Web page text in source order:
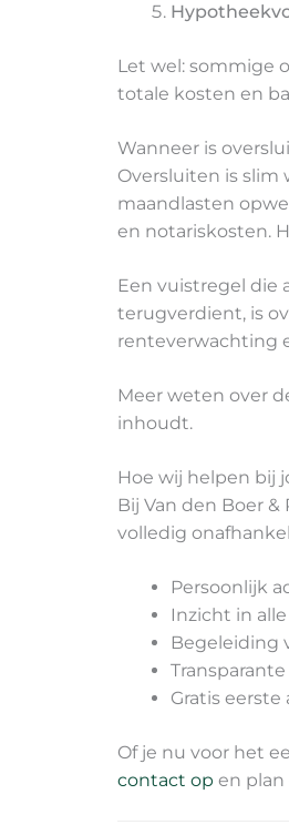
Let wel: sommige
totale kosten en
Wanneer is
Oversluiten is
maandlasten
en notariskosten.
Een vuistregel die
terugverdient, is
renteverwachting
Meer weten over
inhoudt.
Hoe wij helpen bij
Bij Van den Boer
volledig
Persoonlijk
Inzicht in
Begeleiding
Gratis
Of je nu voor het
contact op en plan